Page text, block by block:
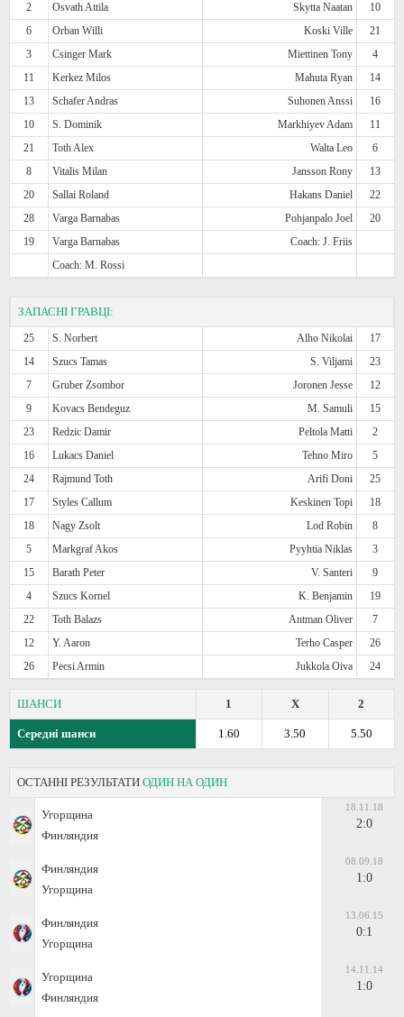
2 Osvath Attila Skytta Naatan
10
6
Orban Willi Koski Ville
21
3
Csinger Mark Miettinen Tony
4
11
Kerkez Milos Mahuta Ryan
14
13
Schafer Andras Suhonen Anssi
16
10
S. Dominik Markhiyev Adam
11
21
Toth Alex Walta Leo
6
8
Vitalis Milan Jansson Rony
13
20
Sallai Roland Hakans Daniel
22
28
Varga Barnabas Pohjanpalo Joel
20
19
Varga Barnabas
Coach: J. Friis
Coach: M. Rossi
ЗАПАСНІ ГРАВЦІ:
25 S. Norbert Alho Nikolai
17
14
Szucs Tamas S. Viljami
23
7
Gruber Zsombor Joronen Jesse
12
9
Kovacs Bendeguz M. Samuli
15
23
Redzic Damir Peltola Matti
2
16
Lukacs Daniel Tehno Miro
5
24
Rajmund Toth Arifi Doni
25
17
Styles Callum Keskinen Topi
18
18
Nagy Zsolt Lod Robin
8
5
Markgraf Akos Pyyhtia Niklas
3
15
Barath Peter V. Santeri
9
4
Szucs Kornel K. Benjamin
19
22
Toth Balazs Antman Oliver
7
12
Y. Aaron Terho Casper
26
26
Pecsi Armin Jukkola Oiva 24
ШАНСИ 2
X
1
Середні шанси 5.50
3.50
1.60
ОСТАННІ РЕЗУЛЬТАТИ ОДИН НА ОДИН
Угорщина
Финляндия
18.11.18
2:0
Финляндия
Угорщина
08.09.18
1:0
Финляндия
Угорщина
13.06.15
0:1
Угорщина
Финляндия
14.11.14
1:0